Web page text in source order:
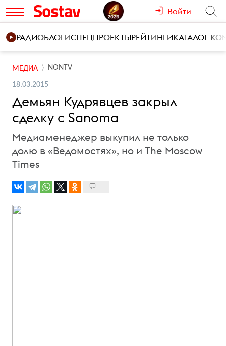
Войти
РАДИОБЛОГИСПЕЦПРОЕКТЫРЕЙТИНГИКАТАЛОГ
МЕДИА NONTV
18.03.2015
Демьян Кудрявцев закрыл
сделку с Sanoma
Медиаменеджер выкупил не только
долю в «Ведомостях», но и The Moscow
Times